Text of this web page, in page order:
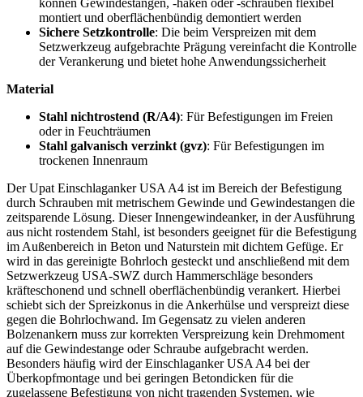
montiert und oberflächenbündig demontiert werden
Sichere Setzkontrolle: Die beim Verspreizen mit dem
Setzwerkzeug aufgebrachte Prägung vereinfacht die Kontrolle
der Verankerung und bietet hohe Anwendungssicherheit
Material
Stahl nichtrostend (R/A4): Für Befestigungen im Freien
oder in Feuchträumen
Stahl galvanisch verzinkt (gvz): Für Befestigungen im
trockenen Innenraum
Der Upat Einschlaganker USA A4 ist im Bereich der Befestigung
durch Schrauben mit metrischem Gewinde und Gewindestangen die
zeitsparende Lösung. Dieser Innengewindeanker, in der Ausführung
aus nicht rostendem Stahl, ist besonders geeignet für die Befestigung
im Außenbereich in Beton und Naturstein mit dichtem Gefüge. Er
wird in das gereinigte Bohrloch gesteckt und anschließend mit dem
Setzwerkzeug USA-SWZ durch Hammerschläge besonders
kräfteschonend und schnell oberflächenbündig verankert. Hierbei
schiebt sich der Spreizkonus in die Ankerhülse und verspreizt diese
gegen die Bohrlochwand. Im Gegensatz zu vielen anderen
Bolzenankern muss zur korrekten Verspreizung kein Drehmoment
auf die Gewindestange oder Schraube aufgebracht werden.
Besonders häufig wird der Einschlaganker USA A4 bei der
Überkopfmontage und bei geringen Betondicken für die
zugelassene Befestigung von nicht tragenden Systemen, wie